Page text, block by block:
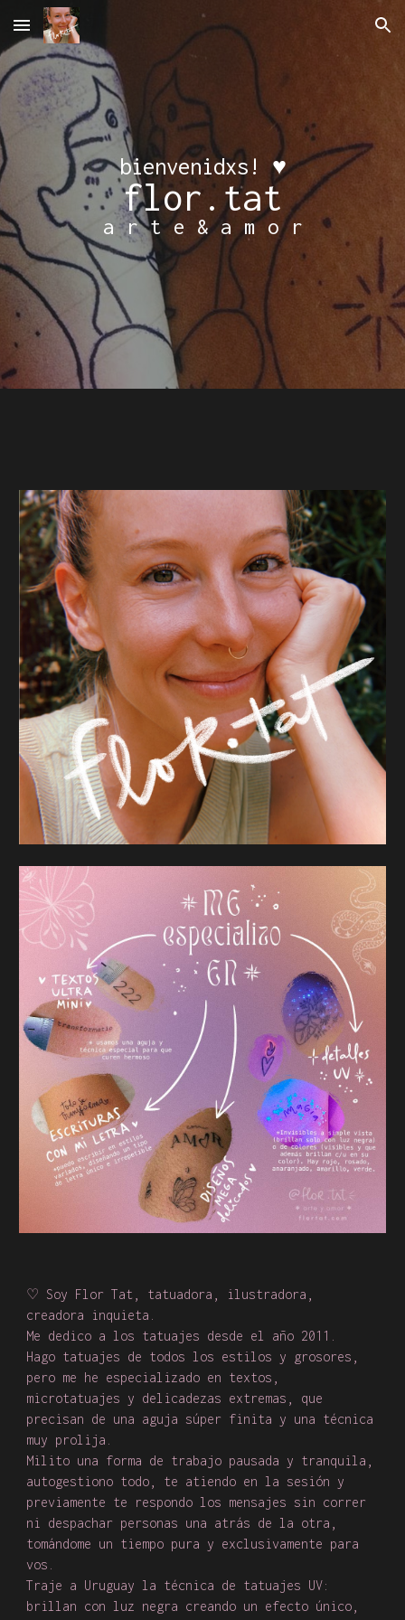
Skip to main content Skip to navigation
bienvenidxs! ♥
flor.tat
a r t e & a m or
♡ Soy Flor Tat, tatuadora, ilustradora,
creadora inquieta.
Me dedico a los tatuajes desde el año 2011.
Hago tatuajes de todos los estilos y grosores,
pero me he especializado en textos,
microtatuajes y delicadezas extremas, que
precisan de una aguja súper finita y una técnica
muy prolija.
Milito una forma de trabajo pausada y tranquila,
autogestiono todo, te atiendo en la sesión y
previamente te respondo los mensajes sin correr
ni despachar personas una atrás de la otra,
tomándome un tiempo pura y exclusivamente para
vos.
Traje a Uruguay la técnica de tatuajes UV:
brillan con luz negra creando un efecto único,